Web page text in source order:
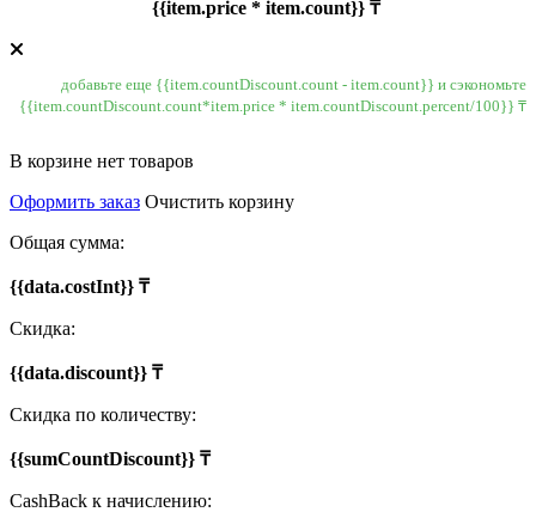
{{item.price * item.count}} ₸
добавьте еще {{item.countDiscount.count - item.count}} и сэкономьте
{{item.countDiscount.count*item.price * item.countDiscount.percent/100}} ₸
В корзине нет товаров
Оформить заказ Очистить корзину
Общая сумма:
{{data.costInt}} ₸
Скидка:
{{data.discount}} ₸
Скидка по количеству:
{{sumCountDiscount}} ₸
CashBack к начислению: